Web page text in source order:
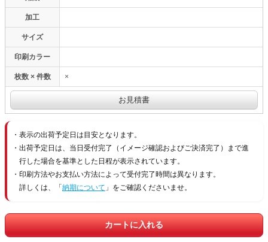
加工
サイズ
印刷カラー
枚数 × 件数 ×
表示の出荷予定日は目安となります。
出荷予定日は、当日受付完了（イメージ確認およびご決済完了）まで進
行した場合を基準とした日程が表示されています。
印刷方法やお支払い方法によって受付完了時間は異なります。
詳しくは、「 納期について 」をご確認くださいませ。